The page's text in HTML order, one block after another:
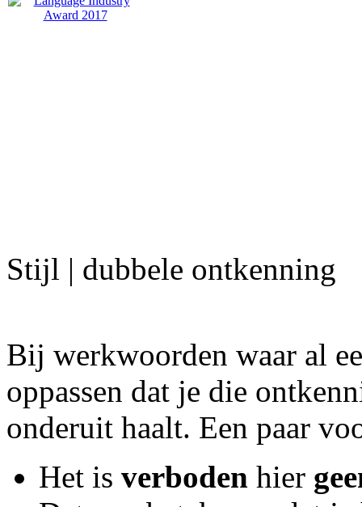
Stijl | dubbele ontkenning
Bij werkwoorden waar al
oppassen dat je die
onderuit haalt. Een paar
Het is verboden hier